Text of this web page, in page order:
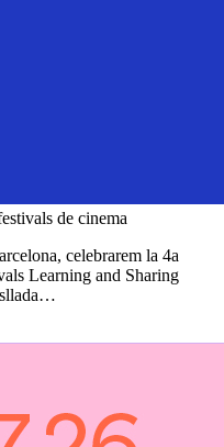
de cinema
celebrarem la 4a
Learning and Sharing